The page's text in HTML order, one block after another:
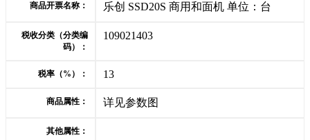
商品开票名称： 乐创 SSD20S 商用和面机 单位：台
税收分类（分类编
码）：
109021403
税率（%）： 13
商品属性： 详见参数图
其他属性：